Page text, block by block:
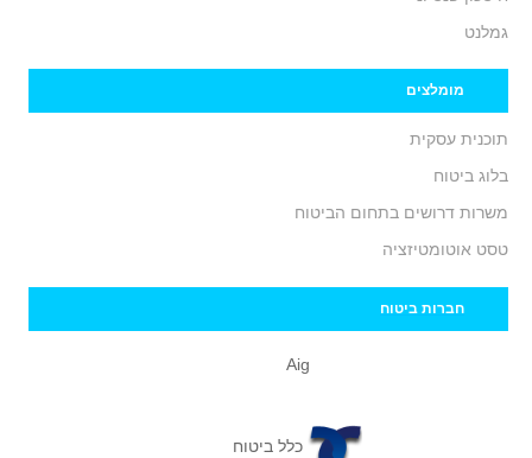
גמלנט
מומלצים
תוכנית עסקית
בלוג ביטוח
משרות דרושים בתחום הביטוח
טסט אוטומטיזציה
חברות ביטוח
Aig
כלל ביטוח